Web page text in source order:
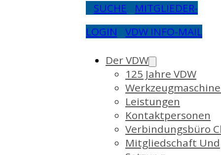
SUCHE
MITGLIEDER-
LOGIN
VDW INFO-MAIL
Der VDW
125 Jahre VDW
Leistungen
Kontaktpersonen
Verbindungsbüro
Mitgliedschaft Und